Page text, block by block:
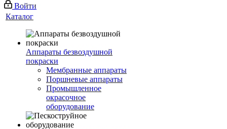
Войти
Каталог
Аппараты безвоздушной
покраски
Мембранные аппараты
Поршневые аппараты
Промышленное
окрасочное
оборудование